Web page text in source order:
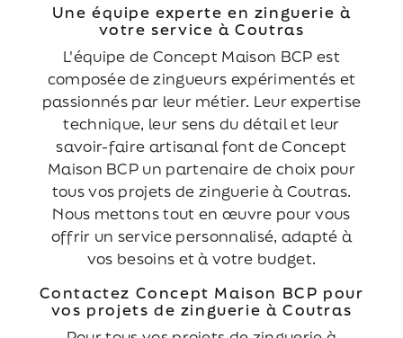
Une équipe experte en zinguerie à
votre service à Coutras
L'équipe de Concept Maison BCP est
composée de zingueurs expérimentés et
passionnés par leur métier. Leur expertise
technique, leur sens du détail et leur
savoir-faire artisanal font de Concept
Maison BCP un partenaire de choix pour
tous vos projets de zinguerie à Coutras.
Nous mettons tout en œuvre pour vous
offrir un service personnalisé, adapté à
vos besoins et à votre budget.
Contactez Concept Maison BCP pour
vos projets de zinguerie à Coutras